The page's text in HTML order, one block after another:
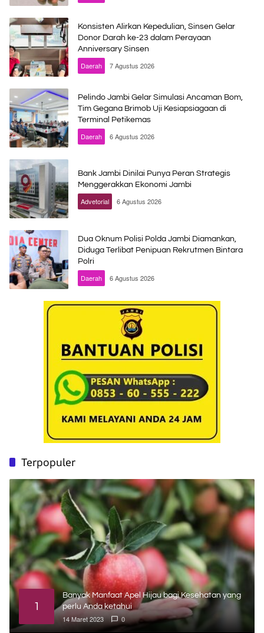
Konsisten Alirkan Kepedulian, Sinsen Gelar
Donor Darah ke-23 dalam Perayaan
Anniversary Sinsen
Daerah 7 Agustus 2026
Pelindo Jambi Gelar Simulasi Ancaman Bom,
Tim Gegana Brimob Uji Kesiapsiagaan di
Terminal Petikemas
Daerah 6 Agustus 2026
Bank Jambi Dinilai Punya Peran Strategis
Menggerakkan Ekonomi Jambi
Advetorial 6 Agustus 2026
Dua Oknum Polisi Polda Jambi Diamankan,
Diduga Terlibat Penipuan Rekrutmen Bintara
Polri
Daerah 6 Agustus 2026
Terpopuler
1
Banyak Manfaat Apel Hijau bagi Kesehatan yang
perlu Anda ketahui
14 Maret 2023 0